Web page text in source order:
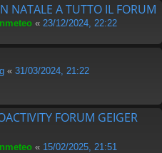
NATALE A TUTTO IL FORUM
« 23/12/2024, 22:22
« 31/03/2024, 21:22
FORUM GEIGER
« 15/02/2025, 21:51